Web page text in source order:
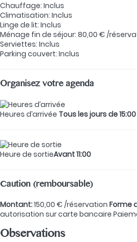
Chauffage: Inclus
Climatisation: Inclus
Linge de lit: Inclus
Ménage fin de séjour: 80,00 € /
Serviettes: Inclus
Parking couvert: Inclus
Organisez votre agenda
Heures d’arrivée Tous les jours de
Heure de sortieAvant 11:00
Caution (remboursable)
Montant:150,00 € /réservation Forme
autorisation sur carte bancaire
Observations